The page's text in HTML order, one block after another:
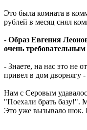
Это была комната в
рублей в месяц снял
- Образ Евгения
очень
- Знаете, на нас это не
привел в дом дворнягу
Нам с Серовым
"Поехали брать базу!".
Это уже вызывало шок.